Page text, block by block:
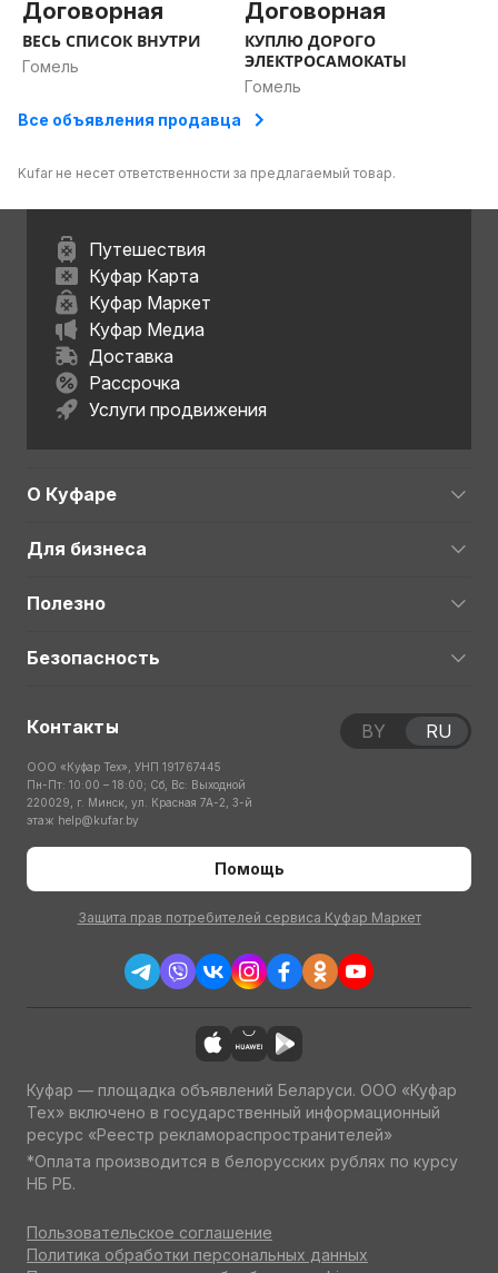
Договорная
ВЕСЬ СПИСОК ВНУТРИ
Гомель
Договорная
КУПЛЮ ДОРОГО
ЭЛЕКТРОСАМОКАТЫ
Гомель
Все объявления продавца
Kufar не несет ответственности за предлагаемый товар.
Путешествия
Куфар Карта
Куфар Маркет
Куфар Медиа
Доставка
Рассрочка
Услуги продвижения
О Куфаре
Для бизнеса
Полезно
Безопасность
Контакты
ООО «Куфар Тех», УНП 191767445
Пн-Пт: 10:00 – 18:00; Сб, Вс: Выходной
220029, г. Минск, ул. Красная 7А-2, 3-й
этаж help@kufar.by
Помощь
Защита прав потребителей сервиса Куфар Маркет
BY RU
Куфар — площадка объявлений Беларуси. ООО «Куфар
Тех» включено в государственный информационный
ресурс «Реестр рекламораспространителей»
*Оплата производится в белорусских рублях по курсу
НБ РБ.
Пользовательское соглашение
Политика обработки персональных данных